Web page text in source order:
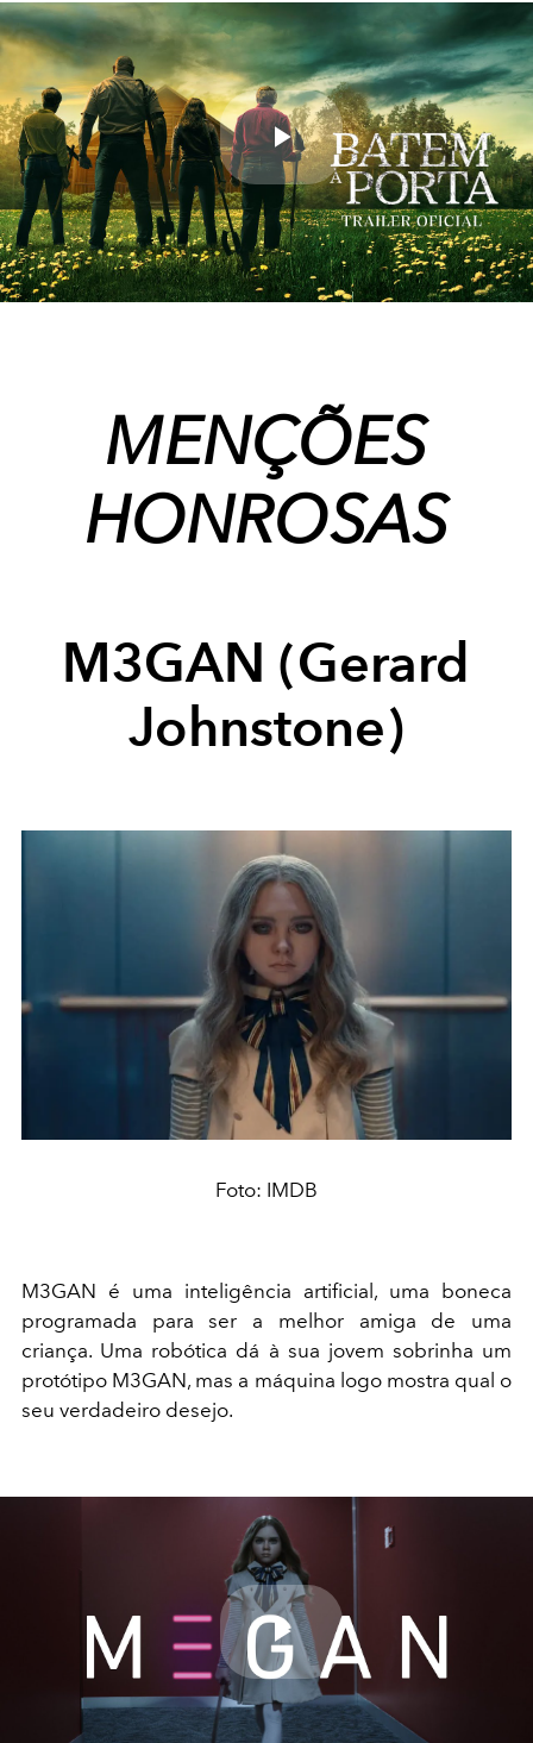
Play
Video
MENÇÕES
HONROSAS
M3GAN (Gerard
Johnstone)
Foto: IMDB
M3GAN é uma inteligência artificial, uma boneca
programada para ser a melhor amiga de uma
criança. Uma robótica dá à sua jovem sobrinha um
protótipo M3GAN, mas a máquina logo mostra qual o
seu verdadeiro desejo.
Play